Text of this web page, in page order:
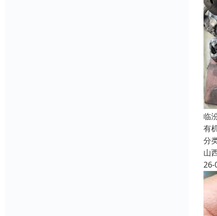
临
有
分
山
26-